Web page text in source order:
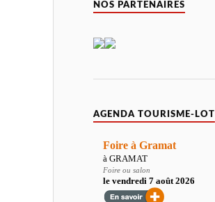
NOS PARTENAIRES
AGENDA TOURISME-LOT